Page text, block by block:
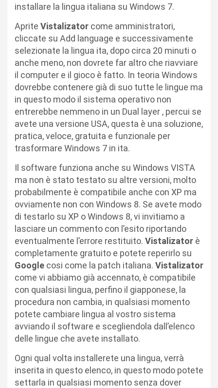
installare la lingua italiana su Windows 7.
Aprite Vistalizator come amministratori,
cliccate su Add language e successivamente
selezionate la lingua ita, dopo circa 20 minuti o
anche meno, non dovrete far altro che riavviare
il computer e il gioco è fatto. In teoria Windows
dovrebbe contenere già di suo tutte le lingue ma
in questo modo il sistema operativo non
entrerebbe nemmeno in un Dual layer , percui se
avete una versione USA, questa è una soluzione,
pratica, veloce, gratuita e funzionale per
trasformare Windows 7 in ita.
Il software funziona anche su Windows VISTA
ma non è stato testato su altre versioni, molto
probabilmente è compatibile anche con XP ma
ovviamente non con Windows 8. Se avete modo
di testarlo su XP o Windows 8, vi invitiamo a
lasciare un commento con l’esito riportando
eventualmente l’errore restituito. Vistalizator è
completamente gratuito e potete reperirlo su
Google cosi come la patch italiana. Vistalizator
come vi abbiamo già accennato, è compatibile
con qualsiasi lingua, perfino il giapponese, la
procedura non cambia, in qualsiasi momento
potete cambiare lingua al vostro sistema
avviando il software e scegliendola dall’elenco
delle lingue che avete installato.
Ogni qual volta installerete una lingua, verrà
inserita in questo elenco, in questo modo potete
settarla in qualsiasi momento senza dover